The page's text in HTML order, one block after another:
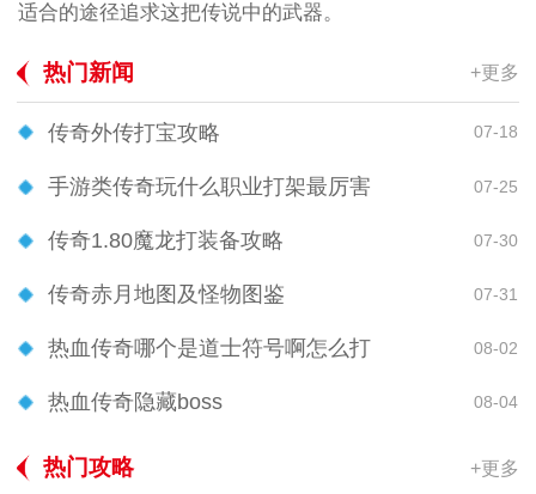
适合的途径追求这把传说中的武器。
热门新闻 +更多
传奇外传打宝攻略 07-18
手游类传奇玩什么职业打架最厉害 07-25
传奇1.80魔龙打装备攻略 07-30
传奇赤月地图及怪物图鉴 07-31
热血传奇哪个是道士符号啊怎么打 08-02
热血传奇隐藏boss 08-04
热门攻略 +更多